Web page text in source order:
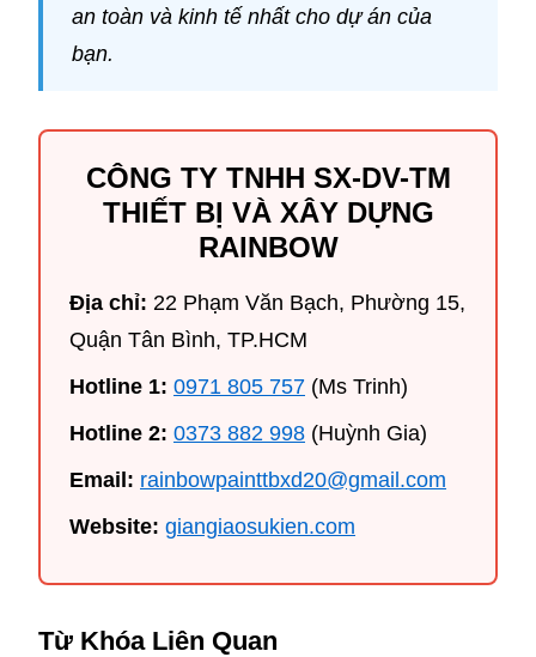
an toàn và kinh tế nhất cho dự án của
bạn.
CÔNG TY TNHH SX-DV-TM
THIẾT BỊ VÀ XÂY DỰNG
RAINBOW
Địa chỉ: 22 Phạm Văn Bạch, Phường 15,
Quận Tân Bình, TP.HCM
Hotline 1: 0971 805 757 (Ms Trinh)
Hotline 2: 0373 882 998 (Huỳnh Gia)
Email: rainbowpainttbxd20@gmail.com
Website: giangiaosukien.com
Từ Khóa Liên Quan